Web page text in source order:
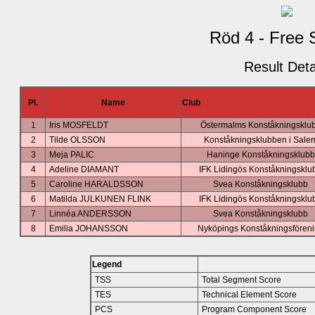
Röd 4 - Free
Result
Pl. Name Club
1 Iris MOSFELDT
Östermalms
2
Tilde OLSSON
Konståkningsklubben i
3
Meja PALIC
Haninge Konståkningsklubb
4
Adeline DIAMANT
IFK Lidingös
5
Caroline HARALDSSON
Svea Konståkningsklubb
6
Matilda JULKUNEN FLINK
IFK Lidingös
7
Linnéa ANDERSSON
Svea Konståkningsklubb
8
Emilia JOHANSSON Nyköpings
Legend
TSS
Total Segment Score
TES
Technical Element Score
PCS
Program Component Score